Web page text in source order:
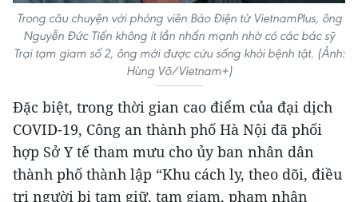
Trong câu chuyện với phóng viên Báo Điện tử VietnamPlus, ông
Nguyễn Đức Tiến không ít lần nhấn mạnh nhờ có các bác sỹ
Trại tạm giam số 2, ông mới được cứu sống khỏi bệnh tật. (Ảnh:
Hùng Võ/Vietnam+)
Đặc biệt, trong thời gian cao điểm của đại dịch
COVID-19, Công an thành phố Hà Nội đã phối
hợp Sở Y tế tham mưu cho ủy ban nhân dân
thành phố thành lập “Khu cách ly, theo dõi, điều
trị người bị tạm giữ, tạm giam, phạm nhân